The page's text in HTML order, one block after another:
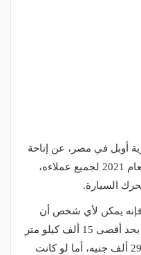
أوبل في مصر، عن إتاحة
استبدال سيارات أوبل أسترا تيربو لعام 2021 لجميع عملاءه،
السيارة.
يمكن لأي شخص أن
يبدل سيارته أوبل أسترا تيربو 2021 بحد أقصى 15 ألف كيلو متر
بقيمة تتراوح ما بين 285 ألف إلى 290 ألف جنيه، أما لو كانت